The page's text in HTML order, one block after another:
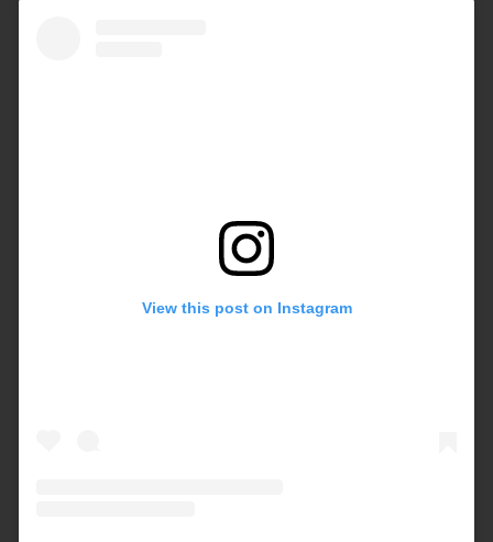
View this post on Instagram